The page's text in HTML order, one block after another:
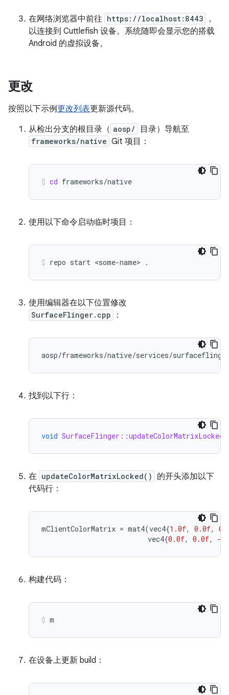
在网络浏览器中前往 https://localhost:8443
，
以连接到 Cuttlefish 设备。系统随即会显示您的搭载
Android 的虚拟设备。
更改
按照以下示例更改列表更新源代码。
从检出分支的根目录（ aosp/ 目录）导航至
frameworks/native Git 项目：
cd frameworks/native
使用以下命令启动临时项目：
repo start <some-name> .
使用编辑器在以下位置修改
SurfaceFlinger.cpp ：
找到以下行：
void SurfaceFlinger::updateColorMatrixLocked
在 updateColorMatrixLocked()
的开头添加以下
代码行：
mClientColorMatrix = mat4(vec4{1.0f, 0.0f,
vec4{0.0f, 0.0f, -
构建代码：
m
在设备上更新 build：